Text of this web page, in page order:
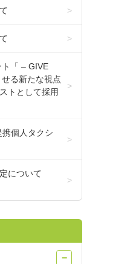
「 – GIVE
る新たな視点
トとして採用
個人タクシ
について
−